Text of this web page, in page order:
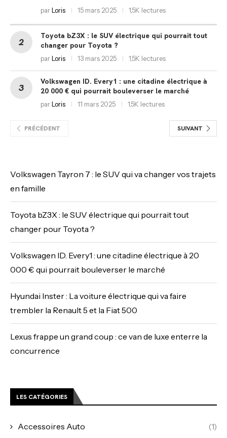
parLoris 15 mars 2025 1,5K lectures
Toyota bZ3X : le SUV électrique qui pourrait tout
changer pour Toyota ?
parLoris 13 mars 2025 1,5K lectures
Volkswagen ID. Every1 : une citadine électrique à
20 000 € qui pourrait bouleverser le marché
parLoris 11 mars 2025 1,5K lectures
PRÉCÉDENT SUIVANT
Volkswagen Tayron 7 : le SUV qui va changer vos trajets
en famille
Toyota bZ3X : le SUV électrique qui pourrait tout
changer pour Toyota ?
Volkswagen ID. Every1 : une citadine électrique à 20
000 € qui pourrait bouleverser le marché
Hyundai Inster : La voiture électrique qui va faire
trembler la Renault 5 et la Fiat 500
Lexus frappe un grand coup : ce van de luxe enterre la
concurrence
LES CATÉGORIES
Accessoires Auto (1)